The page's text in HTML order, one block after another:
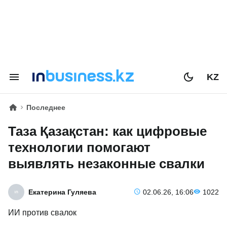
KZ
Последнее
Таза Қазақстан: как цифровые
технологии помогают
выявлять незаконные свалки
Екатерина Гуляева 02.06.26, 16:06 1022
ИИ против свалок